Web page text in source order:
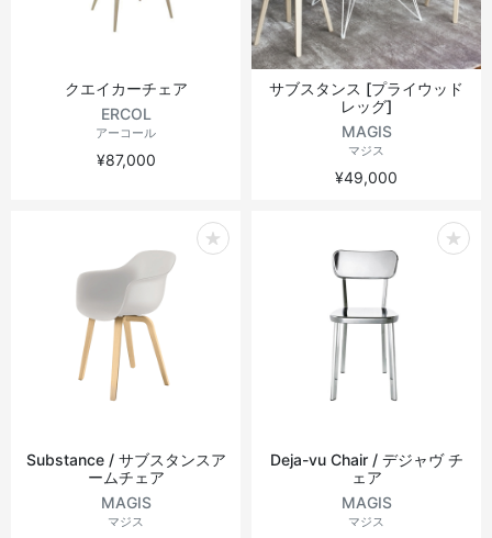
クエイカーチェア
ERCOL
アーコール
¥87,000
サブスタンス [プライウッド
レッグ]
MAGIS
マジス
¥49,000
Substance / サブスタンスア
ームチェア
MAGIS
マジス
Deja-vu Chair / デジャヴ チ
ェア
MAGIS
マジス